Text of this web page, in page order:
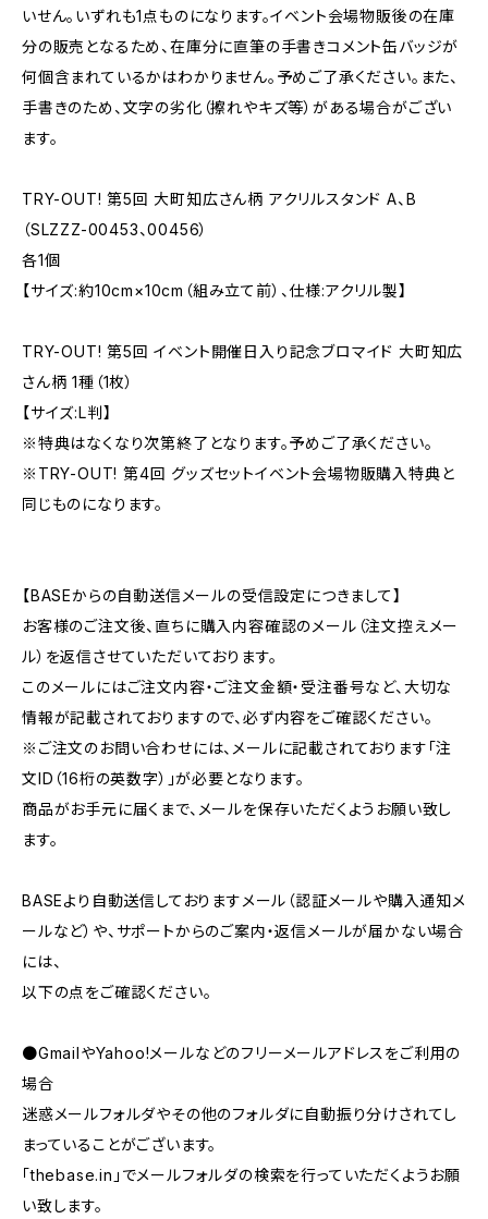
いせん。いずれも1点ものになります。イベント会場物販後の在庫
分の販売となるため、在庫分に直筆の手書きコメント缶バッジが
何個含まれているかはわかりません。予めご了承ください。また、
手書きのため、文字の劣化（擦れやキズ等）がある場合がござい
ます。
TRY-OUT! 第5回 大町知広さん柄 アクリルスタンド A、B
（SLZZZ-00453、00456）
各1個
【サイズ:約10cm×10cm（組み立て前）、仕様:アクリル製】
TRY-OUT! 第5回 イベント開催日入り記念ブロマイド 大町知広
さん柄 1種（1枚）
【サイズ:L判】
※特典はなくなり次第終了となります。予めご了承ください。
※TRY-OUT! 第4回 グッズセットイベント会場物販購入特典と
同じものになります。
【BASEからの自動送信メールの受信設定につきまして】
お客様のご注文後、直ちに購入内容確認のメール（注文控えメー
ル）を返信させていただいております。
このメールにはご注文内容・ご注文金額・受注番号など、大切な
情報が記載されておりますので、必ず内容をご確認ください。
※ご注文のお問い合わせには、メールに記載されております「注
文ID（16桁の英数字）」が必要となります。
商品がお手元に届くまで、メールを保存いただくようお願い致し
ます。
BASEより自動送信しておりますメール（認証メールや購入通知メ
ールなど）や、サポートからのご案内・返信メールが届かない場合
には、
以下の点をご確認ください。
●GmailやYahoo!メールなどのフリーメールアドレスをご利用の
場合
迷惑メールフォルダやその他のフォルダに自動振り分けされてし
まっていることがございます。
「thebase.in」でメールフォルダの検索を行っていただくようお願
い致します。